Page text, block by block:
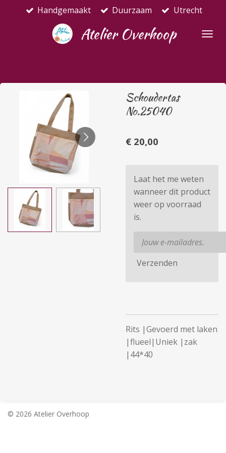
Atelier Overhoop
Handgemaakt Duurzaam Utrecht
Schoudertas
No.25040
€ 20,00
Laat het me weten
wanneer dit product
weer op voorraad
is.
Verzenden
Rits |Gevoerd met laken
|flueel|Uniek |zak
|44*40
© 2026 Atelier Overhoop